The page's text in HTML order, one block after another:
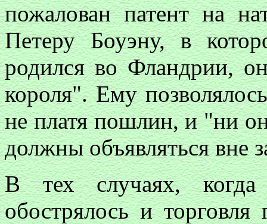
пожалован патент на
Петеру Боуэну, в
родился во Фландрии,
короля". Ему
не платя пошлин, и "ни
должны объявляться вне
В тех случаях, когда
обострялось и